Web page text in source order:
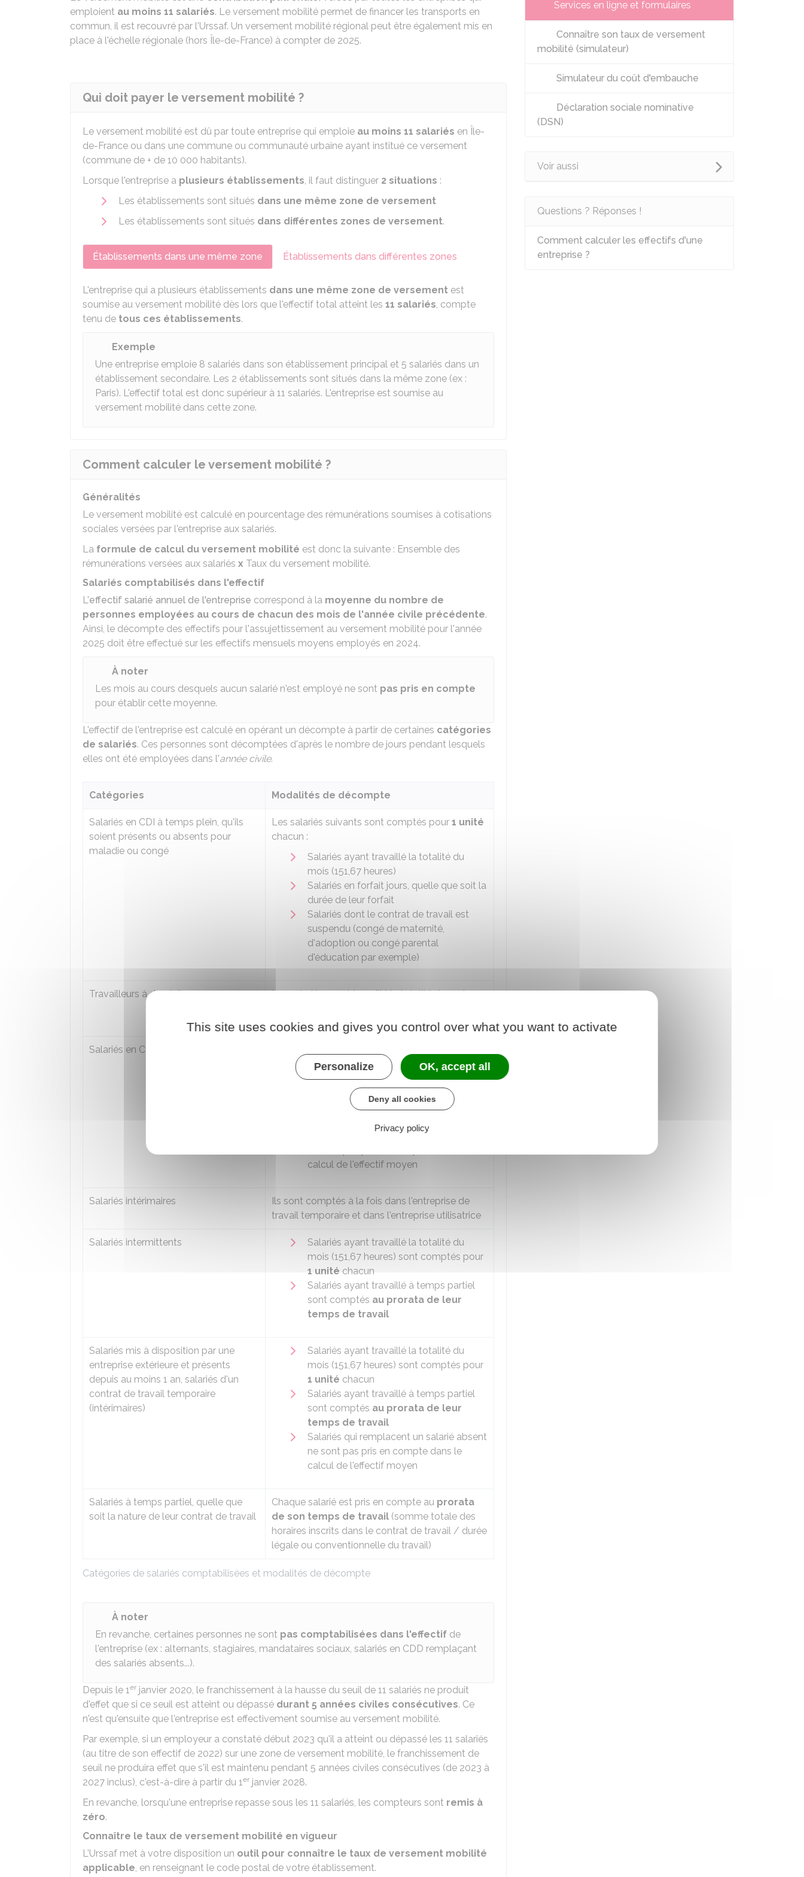
emploient au moins 11 salariés. Le versement mobilité permet de financer les transports en
commun, il est recouvré par l'Urssaf. Un versement mobilité régional peut être également mis en
place à l'échelle régionale (hors Île-de-France) à compter de 2025.
Qui doit payer le versement mobilité ?
Le versement mobilité est dû par toute entreprise qui emploie au moins 11 salariés en Île-
de-France ou dans une commune ou communauté urbaine ayant institué ce versement
(commune de + de 10 000 habitants).
Lorsque l'entreprise a plusieurs établissements, il faut distinguer 2 situations :
Les établissements sont situés dans une même zone de versement
Les établissements sont situés dans différentes zones de versement.
Établissements dans une même zone Établissements dans différentes zones
L'entreprise qui a plusieurs établissements dans une même zone de versement est
soumise au versement mobilité dès lors que l'effectif total atteint les 11 salariés, compte
tenu de tous ces établissements.
Exemple
Une entreprise emploie 8 salariés dans son établissement principal et 5 salariés dans un
établissement secondaire. Les 2 établissements sont situés dans la même zone (ex :
Paris). L'effectif total est donc supérieur à 11 salariés. L'entreprise est soumise au
versement mobilité dans cette zone.
Comment calculer le versement mobilité ?
Généralités
Le versement mobilité est calculé en pourcentage des rémunérations soumises à cotisations
sociales versées par l'entreprise aux salariés.
La formule de calcul du versement mobilité est donc la suivante : Ensemble des
rémunérations versées aux salariés x Taux du versement mobilité.
Salariés comptabilisés dans l'effectif
L'effectif salarié annuel de l'entreprise correspond à la moyenne du nombre de
personnes employées au cours de chacun des mois de l'année civile précédente.
Ainsi, le décompte des effectifs pour l'assujettissement au versement mobilité pour l'année
2025 doit être effectué sur les effectifs mensuels moyens employés en 2024.
À noter
Les mois au cours desquels aucun salarié n'est employé ne sont pas pris en compte
pour établir cette moyenne.
L'effectif de l'entreprise est calculé en opérant un décompte à partir de certaines catégories
de salariés. Ces personnes sont décomptées d'après le nombre de jours pendant lesquels
elles ont été employées dans l'année civile.
Catégories de salariés comptabilisées et modalités de décompte
Catégories Modalités de décompte
Salariés en CDI à temps plein, qu'ils
soient présents ou absents pour
maladie ou congé
Les salariés suivants sont comptés pour 1 unité
chacun :
Salariés ayant travaillé la totalité du
mois (151,67 heures)
Salariés en forfait jours, quelle que soit la
durée de leur forfait
Salariés dont le contrat de travail est
suspendu (congé de maternité,
d'adoption ou congé parental
d'éducation par exemple)
Travailleurs à domicile
Les salariés ayant travaillé la totalité du mois
chacun
Salariés en CDD
mois (151,67 heures) sont comptés pour
1 unitéchacun
Salariés ayant travaillé à temps partiel
sont comptésau prorata de leur
Salariés qui remplacent un salarié absent
calcul de l'effectif moyen
Salariés intérimaires
Ils sont comptés à la fois dans l'entreprise de
travail temporaire et dans l'entreprise utilisatrice
Salariés intermittents
Salariés ayant travaillé la totalité du
mois (151,67 heures) sont comptés pour
1 unité chacun
Salariés ayant travaillé à temps partiel
sont comptés au prorata de leur
temps de travail
Salariés mis à disposition par une
entreprise extérieure et présents
depuis au moins 1 an, salariés d'un
contrat de travail temporaire
(intérimaires)
Salariés ayant travaillé la totalité du
mois (151,67 heures) sont comptés pour
1 unité chacun
Salariés ayant travaillé à temps partiel
sont comptés au prorata de leur
temps de travail
Salariés qui remplacent un salarié absent
ne sont pas pris en compte dans le
calcul de l'effectif moyen
Salariés à temps partiel, quelle que
soit la nature de leur contrat de travail
Chaque salarié est pris en compte au prorata
de son temps de travail (somme totale des
horaires inscrits dans le contrat de travail / durée
légale ou conventionnelle du travail)
À noter
En revanche, certaines personnes ne sont pas comptabilisées dans l'effectif de
l'entreprise (ex : alternants, stagiaires, mandataires sociaux, salariés en CDD remplaçant
des salariés absents...).
Depuis le 1er janvier 2020, le franchissement à la hausse du seuil de 11 salariés ne produit
d'effet que si ce seuil est atteint ou dépassé durant 5 années civiles consécutives. Ce
n'est qu'ensuite que l'entreprise est effectivement soumise au versement mobilité.
Par exemple, si un employeur a constaté début 2023 qu'il a atteint ou dépassé les 11 salariés
(au titre de son effectif de 2022) sur une zone de versement mobilité, le franchissement de
seuil ne produira effet que s'il est maintenu pendant 5 années civiles consécutives (de 2023 à
2027 inclus), c'est-à-dire à partir du 1er janvier 2028.
En revanche, lorsqu'une entreprise repasse sous les 11 salariés, les compteurs sont remis à
zéro.
Connaître le taux de versement mobilité en vigueur
L'Urssaf met à votre disposition un outil pour connaître le taux de versement mobilité
applicable, en renseignant le code postal de votre établissement.
Services en ligne et formulaires
Connaître son taux de versement
mobilité (simulateur)
Simulateur du coût d'embauche
Déclaration sociale nominative
(DSN)
Voir aussi
Questions ? Réponses !
Comment calculer les effectifs d'une
entreprise ?
This site uses cookies and gives you control over what you want to activate
Personalize OK, accept all
Deny all cookies
Privacy policy